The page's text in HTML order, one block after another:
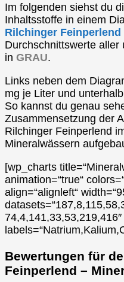
Im folgenden siehst du
Inhaltsstoffe in einem
Rilchinger Feinperlend
Durchschnittswerte
in GRAU.
Links neben dem
mg je Liter und
So kannst du genau
Zusammensetzung der
Rilchinger Feinperlend
Mineralwässern
[wp_charts
animation=“true“
align=“alignleft“
74,4,141,33,53,219,416″
Bewertungen für
Feinperlend –